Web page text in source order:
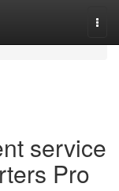
service
Pro